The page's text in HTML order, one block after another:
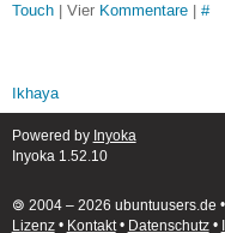
Touch| Vier Kommentare| #
Ikhaya
Powered by Inyoka
Inyoka 1.52.10
🄯 2004 – 2026 ubuntuusers.de
Lizenz• Kontakt• Datenschutz•